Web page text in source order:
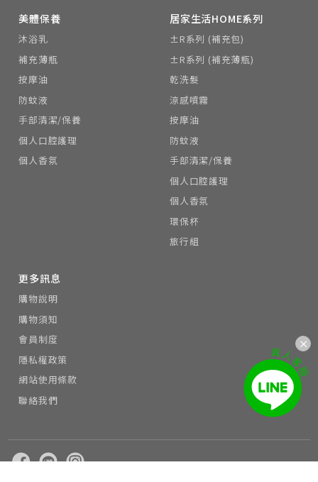
美體保養
沐浴乳
補充薄瓶
按摩油
防蚊液
手部清潔/保養
個人口腔護理
個人香氛
居家生活HOME系列
±R系列 (補充包)
±R系列 (補充薄瓶)
乾洗髮
涼感噴霧
按摩油
防蚊液
手部清潔/保養
個人口腔護理
個人香氛
環保杯
旅行組
更多訊息
購物說明
購物須知
會員制度
隱私權政策
網站使用條款
聯絡我們